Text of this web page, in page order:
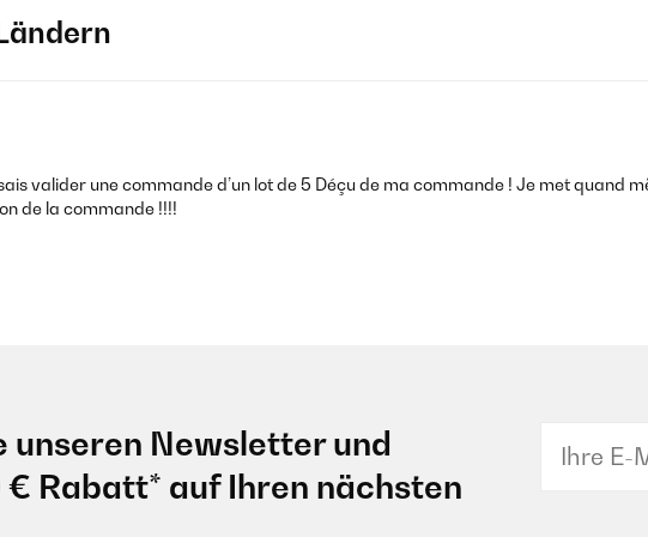
doch etwas hoch.
damit zu trainieren. Zu empfehlen :)
valider une commande d’un lot de 5 Déçu de ma commande ! Je met quand
de la commande !!!!
unseren Newsletter und
€ Rabatt* auf Ihren nächsten